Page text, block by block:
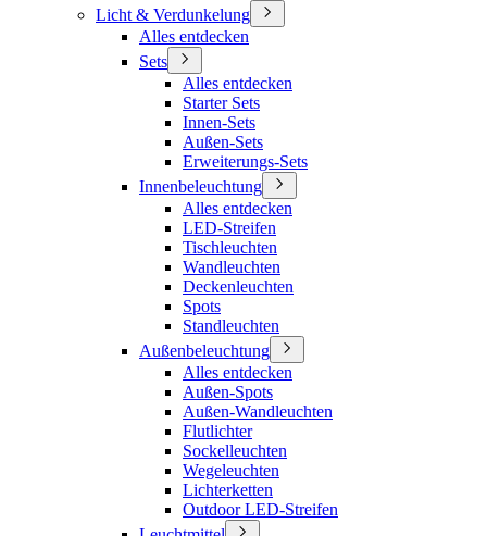
Licht & Verdunkelung
Alles entdecken
Sets
Alles entdecken
Starter Sets
Innen-Sets
Außen-Sets
Erweiterungs-Sets
Innenbeleuchtung
Alles entdecken
LED-Streifen
Tischleuchten
Wandleuchten
Deckenleuchten
Spots
Standleuchten
Außenbeleuchtung
Alles entdecken
Außen-Spots
Außen-Wandleuchten
Flutlichter
Sockelleuchten
Wegeleuchten
Lichterketten
Outdoor LED-Streifen